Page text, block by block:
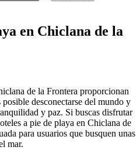
en Chiclana de la
de la Frontera proporcionan
desconectarse del mundo y
y paz. Si buscas disfrutar
a pie de playa en Chiclana de
para usuarios que busquen unas
mar.